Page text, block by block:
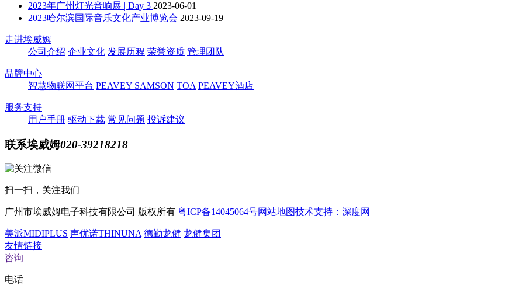
2023年广州灯光音响展 | Day 3 2023-06-01
2023哈尔滨国际音乐文化产业博览会 2023-09-19
走进埃威姆
公司介绍 企业文化 发展历程 荣誉资质 管理团队
品牌中心
智慧物联网平台 PEAVEY SAMSON TOA PEAVEY酒店
服务支持
用户手册 驱动下载 常见问题 投诉建议
联系埃威姆020-39218218
扫一扫，关注我们
广州市埃威姆电子科技有限公司 版权所有 粤ICP备14045064号网站地图技术支持：深度网
美派MIDIPLUS 声优诺THINUNA 德勤龙健 龙健集团
友情链接
咨询
电话